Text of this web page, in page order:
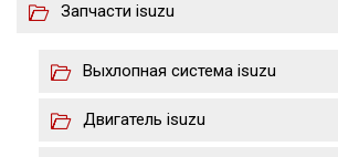
Запчасти isuzu
Выхлопная система isuzu
Двигатель isuzu